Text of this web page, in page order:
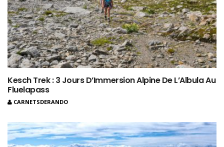
Kesch Trek : 3 Jours D’Immersion Alpine De L’Albula Au
Fluelapass
CARNETSDERANDO